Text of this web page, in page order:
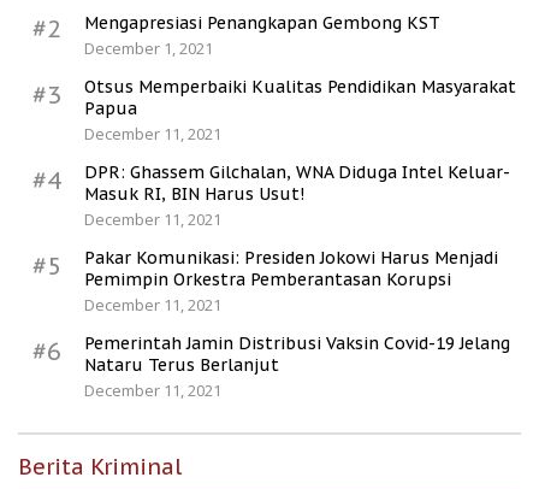
#2
Mengapresiasi Penangkapan Gembong KST
December 1, 2021
#3
Otsus Memperbaiki Kualitas Pendidikan Masyarakat
Papua
December 11, 2021
#4
DPR: Ghassem Gilchalan, WNA Diduga Intel Keluar-
Masuk RI, BIN Harus Usut!
December 11, 2021
#5
Pakar Komunikasi: Presiden Jokowi Harus Menjadi
Pemimpin Orkestra Pemberantasan Korupsi
December 11, 2021
#6
Pemerintah Jamin Distribusi Vaksin Covid-19 Jelang
Nataru Terus Berlanjut
December 11, 2021
Berita Kriminal